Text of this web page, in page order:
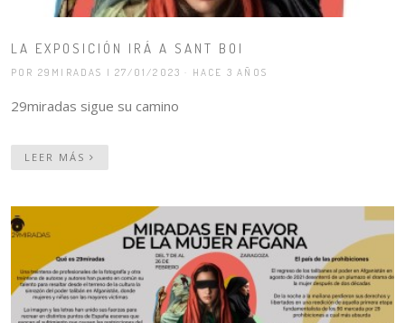
LA EXPOSICIÓN IRÁ A SANT BOI
POR 29MIRADAS | 27/01/2023 · HACE 3 AÑOS
29miradas sigue su camino
LEER MÁS